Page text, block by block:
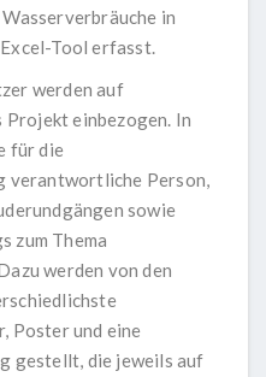
in
Tool erfasst.
werden auf
einbezogen. In
für die
verantwortliche Person,
sowie
zum Thema
werden von den
Poster und eine
gestellt, die jeweils auf